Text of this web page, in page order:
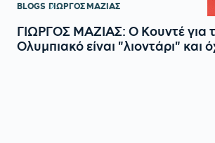
BLOGS ΓΙΩΡΓΟΣ ΜΑΖΙΑΣ
ΓΙΩΡΓΟΣ ΜΑΖΙΑΣ: Ο Κουντέ για
Ολυμπιακό είναι "λιοντάρι" και